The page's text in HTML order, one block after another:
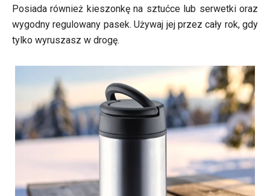
Posiada również kieszonkę na sztućce lub serwetki oraz
wygodny regulowany pasek. Używaj jej przez cały rok, gdy
tylko wyruszasz w drogę.